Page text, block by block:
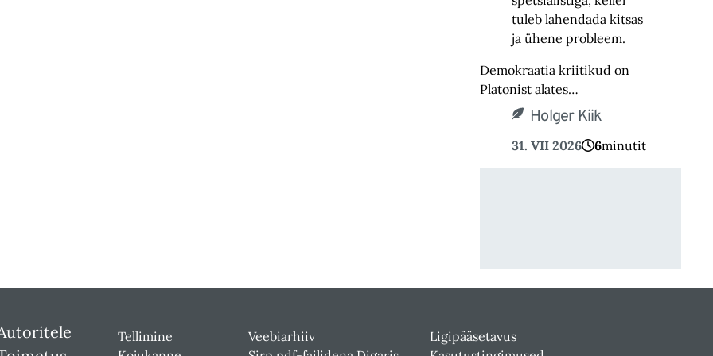
tuleb lahendada kitsas
ja ühene probleem.
Demokraatia kriitikud on
Platonist alates…
Holger Kiik
31. VII 2026 6minutit
Tellimine
Veebiarhiiv
Ligipääsetavus